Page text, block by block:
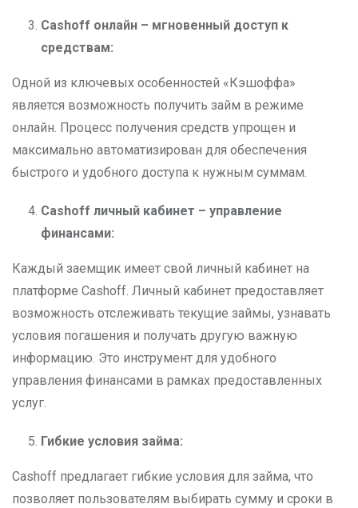
Cashoff онлайн – мгновенный доступ к
средствам:
Одной из ключевых особенностей «Кэшоффа»
является возможность получить займ в режиме
онлайн. Процесс получения средств упрощен и
максимально автоматизирован для обеспечения
быстрого и удобного доступа к нужным суммам.
Cashoff личный кабинет – управление
финансами:
Каждый заемщик имеет свой личный кабинет на
платформе Cashoff. Личный кабинет предоставляет
возможность отслеживать текущие займы, узнавать
условия погашения и получать другую важную
информацию. Это инструмент для удобного
управления финансами в рамках предоставленных
услуг.
Гибкие условия займа:
Cashoff предлагает гибкие условия для займа, что
позволяет пользователям выбирать сумму и сроки в